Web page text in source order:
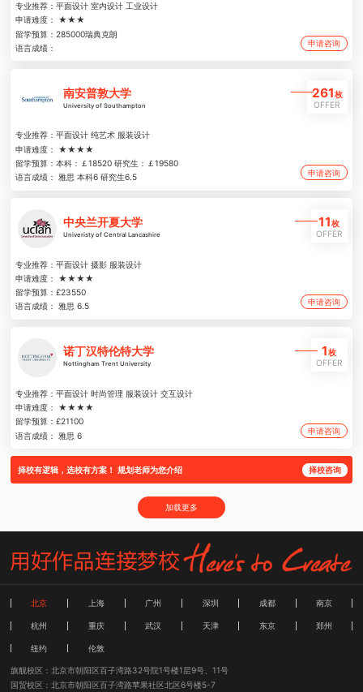
专业推荐：平面设计 室内设计 工业设计
申请难度：
★★★
留学预算： 285000瑞典克朗
语言成绩：
申请咨询
南安普敦大学
University of Southampton
261枚
OFFER
专业推荐：平面设计 纯艺术 服装设计
申请难度：
★★★★
留学预算：本科：￡18520 研究生：￡19580
语言成绩：
雅思 本科6 研究生6.5 申请咨询
中央兰开夏大学
Univeristy of Central Lancashire
11枚
OFFER
专业推荐：平面设计 摄影 服装设计
申请难度：
★★★★
留学预算：£23550
语言成绩：
雅思 6.5 申请咨询
诺丁汉特伦特大学
Nottingham Trent University
1枚
OFFER
专业推荐：平面设计 时尚管理 服装设计 交互设计
申请难度：
★★★★
留学预算：£21100
语言成绩：
雅思 6 申请咨询
择校有逻辑，选校有方案！ 规划老师为您介绍 择校咨询
加载更多
北京 上海 广州 深圳 成都 南京
杭州 重庆 武汉 天津 东京 郑州
纽约 伦敦
旗舰校区：北京市朝阳区百子湾路32号院1号楼1层9号、11号
国贸校区：北京市朝阳区百子湾路苹果社区北区6号楼5-7